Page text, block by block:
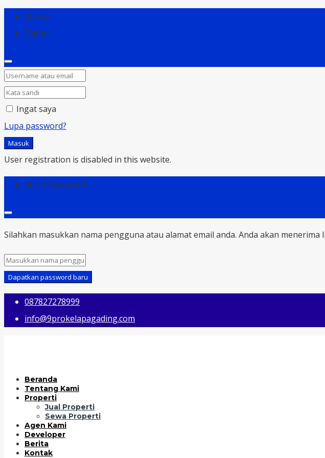
Masuk
Daftar
Ingat saya
Lupa password?
Masuk
User registration is disabled in this website.
Reset Password
Silahkan masukkan nama pengguna atau alamat email anda. Anda akan
Dapatkan password baru
087827278999
info@9prokelapagading.com
Beranda
Tentang Kami
Properti
Jual Properti
Sewa Properti
Agen Kami
Developer
Berita
Kontak